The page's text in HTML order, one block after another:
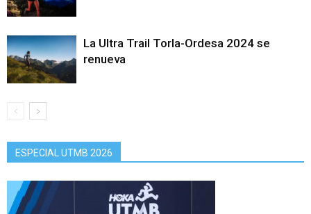
La Ultra Trail Torla-Ordesa 2024 se
renueva
ESPECIAL UTMB 2026